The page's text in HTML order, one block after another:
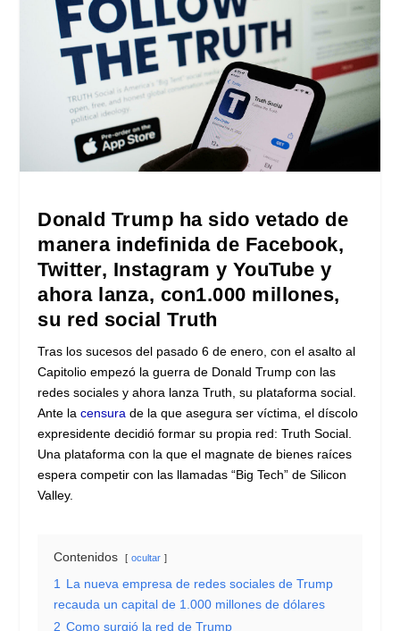
Donald Trump ha sido vetado de
manera indefinida de Facebook,
Twitter, Instagram y YouTube y
ahora lanza, con1.000 millones,
su red social Truth
Tras los sucesos del pasado 6 de enero, con el asalto al
Capitolio empezó la guerra de Donald Trump con las
redes sociales y ahora lanza Truth, su plataforma social.
Ante lacensura de la que asegura ser víctima, el díscolo
expresidente decidió formar su propia red: Truth Social.
Una plataforma con la que el magnate de bienes raíces
espera competir con las llamadas “Big Tech” de Silicon
Valley.
Contenidos ocultar
1
La nueva empresa de redes sociales de Trump
recauda un capital de 1.000 millones de dólares
2 Como surgió la red de Trump